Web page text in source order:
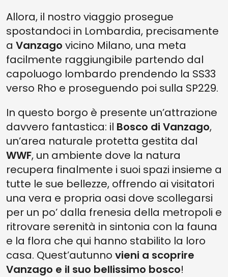
Allora, il nostro viaggio prosegue
spostandoci in Lombardia, precisamente
a Vanzago vicino Milano, una meta
facilmente raggiungibile partendo dal
capoluogo lombardo prendendo la SS33
verso Rho e proseguendo poi sulla SP229.
In questo borgo è presente un’attrazione
davvero fantastica: il Bosco di Vanzago,
un’area naturale protetta gestita dal
WWF, un ambiente dove la natura
recupera finalmente i suoi spazi insieme a
tutte le sue bellezze, offrendo ai visitatori
una vera e propria oasi dove scollegarsi
per un po’ dalla frenesia della metropoli e
ritrovare serenità in sintonia con la fauna
e la flora che qui hanno stabilito la loro
casa. Quest’autunno vieni a scoprire
Vanzago e il suo bellissimo bosco!